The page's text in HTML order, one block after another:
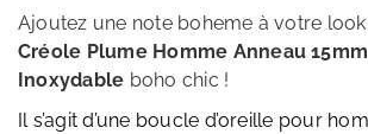
prix :
19.00€
à
Ajoutez une note boheme à votre
Créole Plume Homme Anneau
Inoxydable boho chic !
Il s’agit d’une boucle d’oreille pour